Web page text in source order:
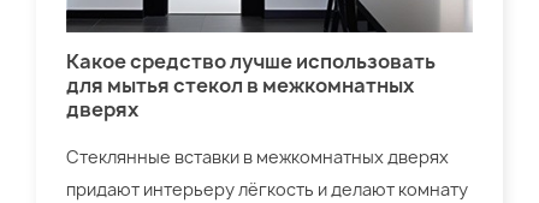
Какое средство лучше использовать
для мытья стекол в межкомнатных
дверях
Стеклянные вставки в межкомнатных дверях
придают интерьеру лёгкость и делают комнату